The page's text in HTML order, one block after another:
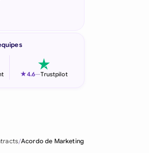
★4.6—Trustpilot
Acordo de Marketing